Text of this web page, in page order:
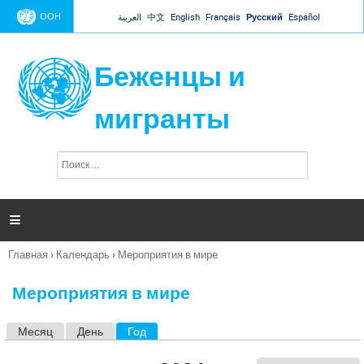
Jump to navigation
ООН العربية 中文 English Français Русский Español
Беженцы и
мигранты
п
и

Вы
Главная › Календарь › Мероприятия в мире
Мероприятия в мире
Месяц День Год